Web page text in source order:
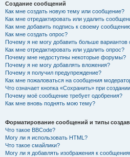
Создание сообщений
Как мне создать новую тему или сообщение?
Как мне отредактировать или удалить
Как мне добавить подпись к своему
Как мне создать опрос?
Почему я не могу добавить больше вариантов
Как мне отредактировать или удалить опрос?
Почему мне недоступны некоторые форумы?
Почему я не могу добавлять вложения?
Почему я получил предупреждение?
Как мне пожаловаться на сообщения
Что означает кнопка «Сохранить» при
Почему моё сообщение требует одобрения?
Как мне вновь поднять мою тему?
Форматирование сообщений и типы
Что такое BBCode?
Могу ли я использовать HTML?
Что такое смайлики?
Могу ли я добавлять изображения к